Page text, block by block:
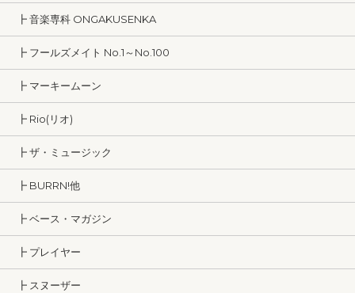
┣ 音楽専科 ONGAKUSENKA
┣ フールズメイト No.1～No.100
┣ マーキームーン
┣ Rio(リオ)
┣ ザ・ミュージック
┣ BURRN!他
┣ ベース・マガジン
┣ プレイヤー
┣ スヌーザー